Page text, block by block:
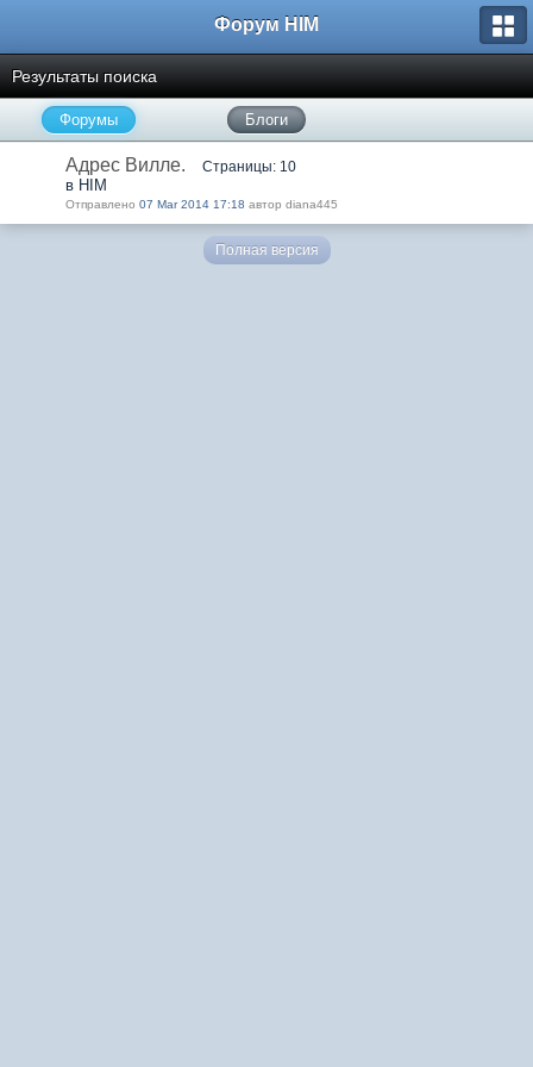
Форум HIM
Результаты поиска
Форумы Блоги
Адрес Вилле. Страницы: 10
в HIM
Отправлено 07 Mar 2014 17:18 автор diana445
Полная версия